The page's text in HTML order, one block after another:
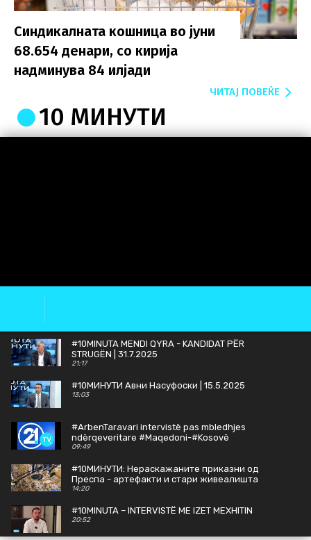
Синдикалната кошница во јуни
68.654 денари, со кирија
надминува 84 илјади
ЧИТАЈ ПОВЕЌЕ
10 МИНУТИ
#10MINUTA MENDI QYRA - KANDIDAT PËR
STRUGËN | 31.7.2025
21:17
#10MИНУТИ Авни Насуфоски | 15.5.2025
13:03
#ArbenTaravari intervistë pas mbledhjes
ndërqeveritare #Maqedoni-#Kosovë
09:49
#10МИНУТИ: Нераскажаните приказни од
Преспа - артефакти и стари живеалишта
излегуваат на виделина
14:20
#10MINUTA – INTERVISTË ME IZET MEXHITIN
20:52